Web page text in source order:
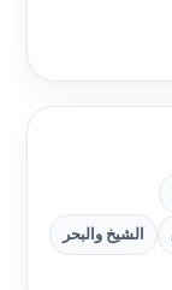
الشيخ والبحر